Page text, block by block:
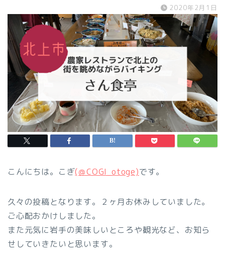
2020年2月1日
こんにちは。こぎ(＠COGI_otoge)です。
久々の投稿となります。２ヶ月お休みしていました。
ご心配おかけしました。
また元気に岩手の美味しいところや観光など、お知ら
せしていきたいと思います。